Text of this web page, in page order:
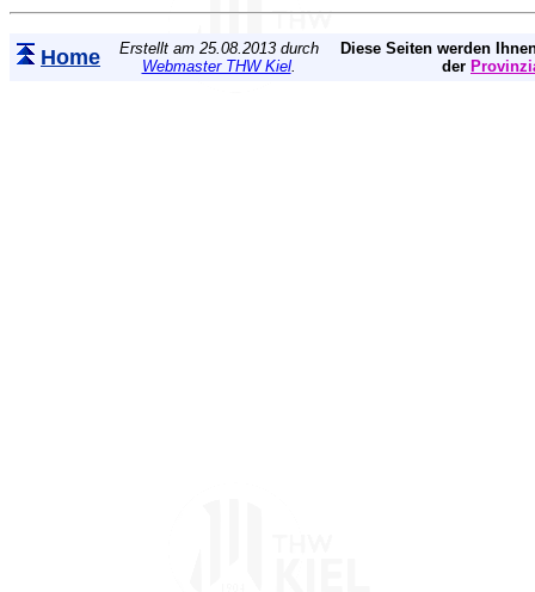
Home
Erstellt am 25.08.2013 durch
Webmaster THW Kiel.
Diese Seiten werden
der